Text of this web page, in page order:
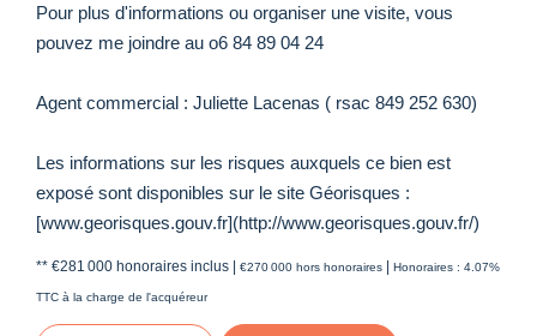
Pour plus d'informations ou organiser une visite, vous
pouvez me joindre au o6 84 89 04 24
Agent commercial : Juliette Lacenas ( rsac 849 252 630)
Les informations sur les risques auxquels ce bien est
exposé sont disponibles sur le site Géorisques :
[www.georisques.gouv.fr](http://www.georisques.gouv.fr/)
** €281 000 honoraires inclus | €270 000 hors honoraires | Honoraires : 4.07%
TTC à la charge de l'acquéreur